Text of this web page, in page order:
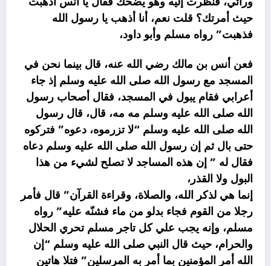
حيث أمرتك؟ قلت نعم، أنا أذهب يا رسول الله
فذهبت” رواه مسلم وأبو داود،
فعن أنس بن مالك رضي الله عنه، قال بينما نحن في
المسجد مع رسول الله صلى الله عليه وسلم إذ جاء
أعرابي فقام يبول في المسجد، فقال أصحاب رسول
الله صلى الله عليه وسلم مه مه، قال، قال رسول
الله صلى الله عليه وسلم “لا تزرموه، دعوه” فتركوه
حتى بال ثم إن رسول الله صلى الله عليه وسلم دعاه
فقال له ” إن هذه المساجد لا تصلح لشيء من هذا
البول ولا القذر،
إنما هي لذكر الله، والصلاة، وقراءة القرآن” قال فأمر
رجلا من القوم فجاء بدلو من ماء فشنّه عليه” رواه
مسلم، وإنه يجب علي كل تاجر مسلم تحري الحلال
والحرام، حيث قال النبي صلى الله عليه وسلم “إن
الله أمر المؤمنين بما أمر به المرسلين” فتلا هاتين